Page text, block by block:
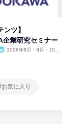
ンツ】
企業研究セミナー
2026年8月・9月・10
お気に入り